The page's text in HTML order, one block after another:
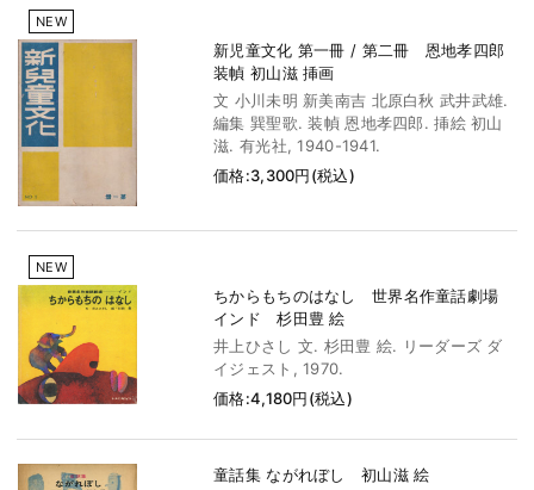
NEW
新児童文化 第一冊 / 第二冊 恩地孝四郎
装幀 初山滋 挿画
文 小川未明 新美南吉 北原白秋 武井武雄.
編集 巽聖歌. 装幀 恩地孝四郎. 挿絵 初山
滋. 有光社, 1940-1941.
価格:3,300円(税込)
NEW
ちからもちのはなし 世界名作童話劇場
インド 杉田豊 絵
井上ひさし 文. 杉田豊 絵. リーダーズ ダ
イジェスト, 1970.
価格:4,180円(税込)
童話集 ながれぼし 初山滋 絵